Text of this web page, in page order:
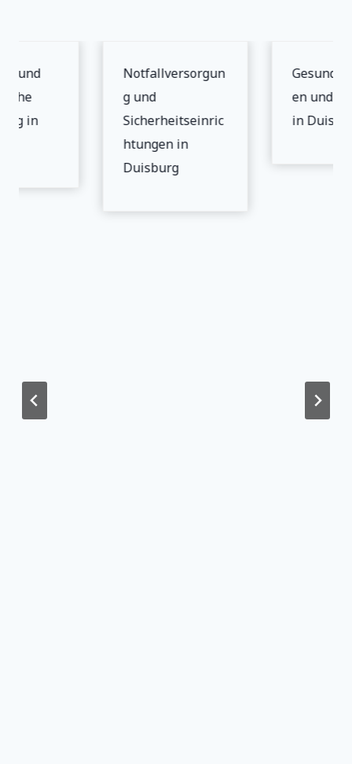
und
in
Notfallversorgun
g und
Sicherheitseinric
htungen in
Duisburg
en und
in